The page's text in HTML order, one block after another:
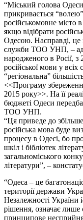
“Міський голова
прикривається
російськомовне місто
якщо відібрати
Одесою. Насправді, це
служби ТОО УНП, –
народженого в Росії,
російської мови у
“регіональна”
<<Програму
2015 року>>. На її
бюджеті Одеси
ТОО УНП.
“Ця приведе до
російська мова буде
процесу в Одесі, бо
шкіл і бібліотек
загальноміського
літератури”, –
“Одеса – це
території держави
Незалежності України
рішення, означає лише
принципове